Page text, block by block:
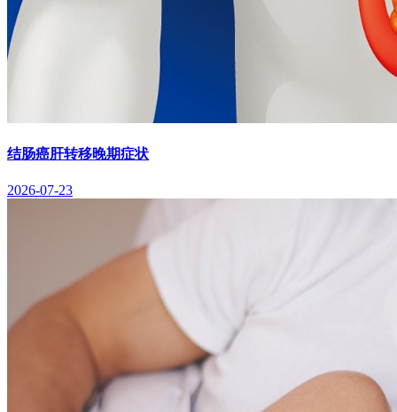
结肠癌肝转移晚期症状
2026-07-23